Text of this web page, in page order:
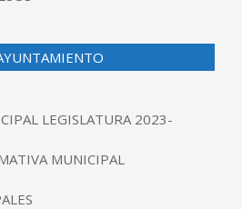
LEGISLATURA 2023-
MUNICIPAL